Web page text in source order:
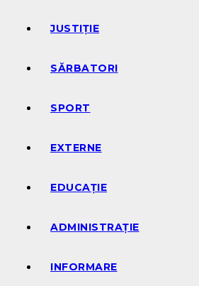
JUSTIȚIE
SĂRBATORI
SPORT
EXTERNE
EDUCAȚIE
ADMINISTRAȚIE
INFORMARE